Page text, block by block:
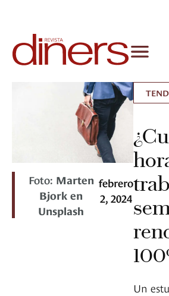
Foto: Marten
Bjork en
Unsplash
febrero
2, 2024
Un